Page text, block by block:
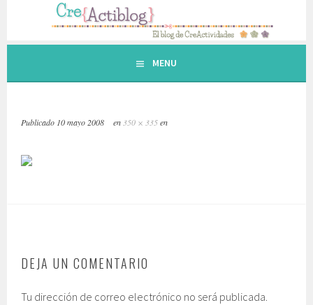
contenido.
MENU
Publicado 10 mayo 2008 en 350 × 335en
DEJA UN COMENTARIO
Tu dirección de correo electrónico no será publicada.